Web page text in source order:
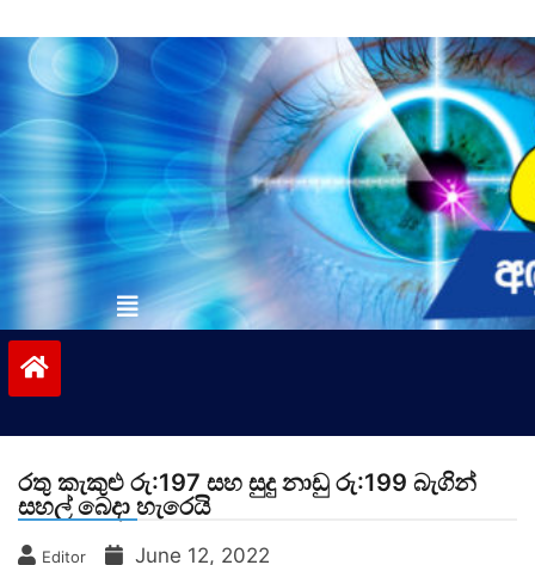
to
contentvinivida.lk
රතු කැකුළු රු:197 සහ සුදු නාඩු රු:199 බැගින්
සහල් බෙදා හැරෙයි
Editor June 12, 2022